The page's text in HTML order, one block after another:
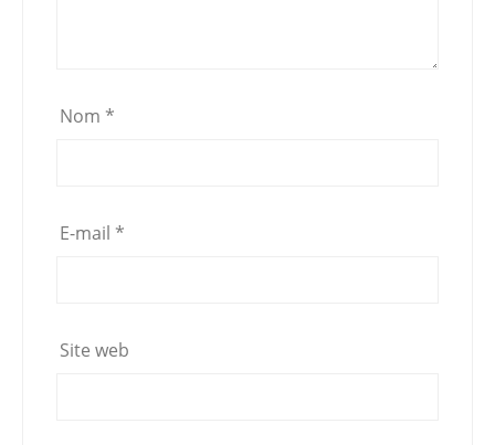
Nom *
E-mail *
Site web